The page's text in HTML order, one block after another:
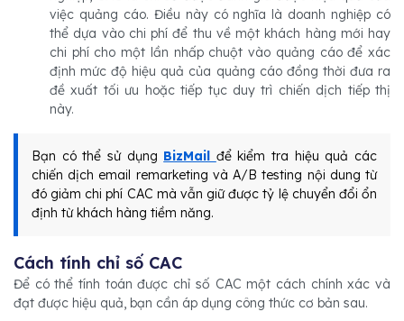
việc quảng cáo. Điều này có nghĩa là doanh nghiệp có
thể dựa vào chi phí để thu về một khách hàng mới hay
chi phí cho một lần nhấp chuột vào quảng cáo để xác
định mức độ hiệu quả của quảng cáo đồng thời đưa ra
đề xuất tối ưu hoặc tiếp tục duy trì chiến dịch tiếp thị
này.
Bạn có thể sử dụng BizMail để kiểm tra hiệu quả các
chiến dịch email remarketing và A/B testing nội dung từ
đó giảm chi phí CAC mà vẫn giữ được tỷ lệ chuyển đổi ổn
định từ khách hàng tiềm năng.
Cách tính chỉ số CAC
Để có thể tính toán được chỉ số CAC một cách chính xác và
đạt được hiệu quả, bạn cần áp dụng công thức cơ bản sau.